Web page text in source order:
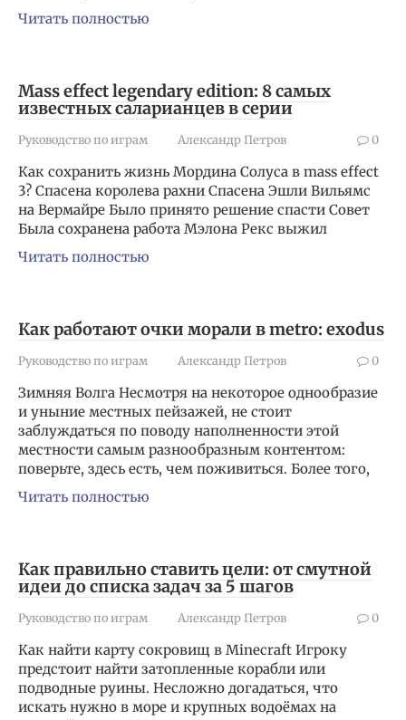
Читать полностью
Mass effect legendary edition: 8 самых
известных саларианцев в серии
Руководство по играм Александр Петров 0
Как сохранить жизнь Мордина Солуса в mass effect
3? Спасена королева рахни Спасена Эшли Вильямс
на Вермайре Было принято решение спасти Совет
Была сохранена работа Мэлона Рекс выжил
Читать полностью
Как работают очки морали в metro: exodus
Руководство по играм Александр Петров 0
Зимняя Волга Несмотря на некоторое однообразие
и уныние местных пейзажей, не стоит
заблуждаться по поводу наполненности этой
местности самым разнообразным контентом:
поверьте, здесь есть, чем поживиться. Более того,
Читать полностью
Как правильно ставить цели: от смутной
идеи до списка задач за 5 шагов
Руководство по играм Александр Петров 0
Как найти карту сокровищ в Minecraft Игроку
предстоит найти затопленные корабли или
подводные руины. Несложно догадаться, что
искать нужно в море и крупных водоёмах на